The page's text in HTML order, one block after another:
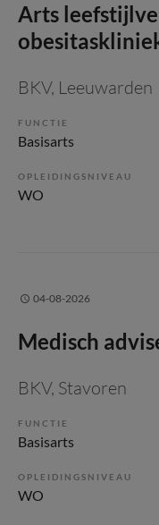
Arts
BKV, Leeuwarden
FUNCTIE
Basisarts
OPLEIDINGSNIVEAU
WO
04-08-2026
Medisch
BKV, Stavoren
FUNCTIE
Basisarts
OPLEIDINGSNIVEAU
WO